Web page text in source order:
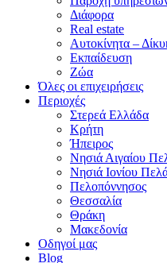
Διάφορα
Real estate
Αυτοκίνητα –
Εκπαίδευση
Ζώα
Όλες οι επιχειρήσεις
Περιοχές
Στερεά Ελλάδα
Κρήτη
Ήπειρος
Νησιά Αιγαίου
Νησιά Ιονίου
Πελοπόννησος
Θεσσαλία
Θράκη
Μακεδονία
Οδηγοί μας
Blog